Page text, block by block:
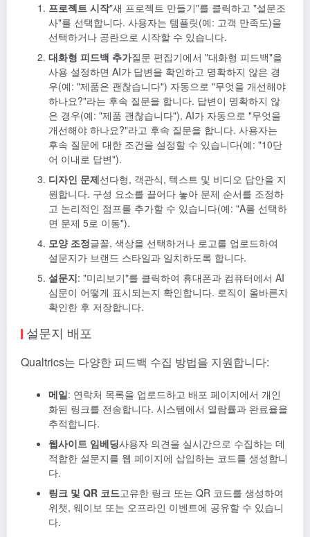
프로젝트 시작"새 프로젝트 만들기"를 클릭하고 "설문조
사"를 선택합니다. 사용자는 템플릿(예: 고객 만족도)을
선택하거나 공란으로 시작할 수 있습니다.
대화형 피드백 추가질문 편집기에서 "대화형 피드백"을
사용 설정하면 AI가 답변을 확인하고 명확하지 않은 경
우(예: "제품은 괜찮습니다") 자동으로 "무엇을 개선해야
하나요?"라는 후속 질문을 합니다. 답변이 명확하지 않
은 경우(예: "제품 괜찮습니다"), AI가 자동으로 "무엇을
개선해야 하나요?"라고 후속 질문을 합니다. 사용자는
후속 질문에 대한 조건을 설정할 수 있습니다(예: "10단
어 이내로 답변").
디자인 문제선다형, 객관식, 텍스트 및 비디오 답안을 지
원합니다. 구성 요소를 끌어다 놓아 문제 순서를 조정하
고 논리적인 점프를 추가할 수 있습니다(예: "A를 선택하
면 문제 5로 이동").
모양 조정글꼴, 색상을 선택하거나 로고를 업로드하여
설문지가 브랜드 스타일과 일치하도록 합니다.
설문지: "미리보기"를 클릭하여 휴대폰과 컴퓨터에서 AI
심문이 어떻게 표시되는지 확인합니다. 로직이 올바른지
확인한 후 저장합니다.
설문지 배포
Qualtrics는 다양한 피드백 수집 방법을 지원합니다:
메일: 연락처 목록을 업로드하고 배포 페이지에서 개인
화된 링크를 전송합니다. 시스템에서 열람률과 완료율을
추적합니다.
웹사이트 임베딩사용자 의견을 실시간으로 수집하는 데
적합한 설문지를 웹 페이지에 삽입하는 코드를 생성합니
다.
링크 및 QR 코드고유한 링크 또는 QR 코드를 생성하여
위챗, 웨이보 또는 오프라인 이벤트에 공유할 수 있습니
다.